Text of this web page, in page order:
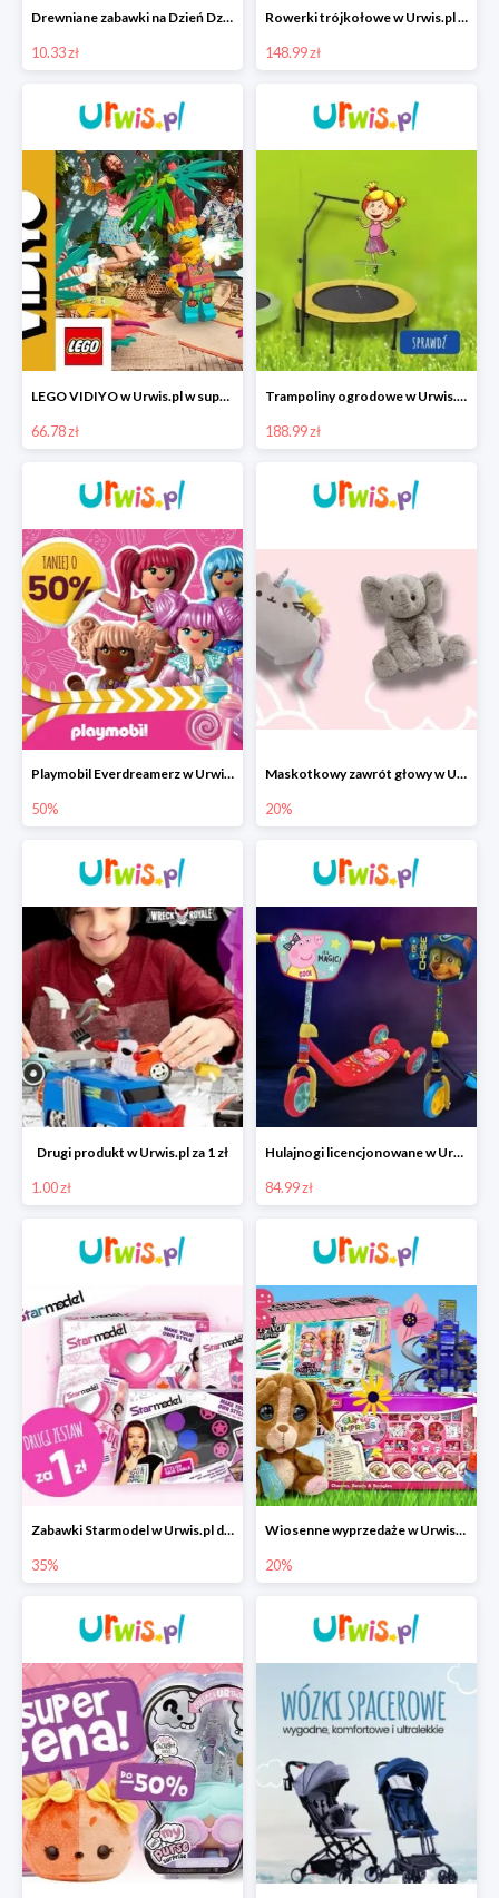
Drewniane zabawki na Dzień Dziecka w Urwis.pl od 10,33 zł
10.33 zł
Rowerki trójkołowe w Urwis.pl w super cenach od 148,99 zł
148.99 zł
LEGO VIDIYO w Urwis.pl w super cenie
66.78 zł
Trampoliny ogrodowe w Urwis.pl w super cenach od 188,99 zł
188.99 zł
Playmobil Everdreamerz w Urwis.pl -50%
50%
Maskotkowy zawrót głowy w Urwis.pl -20% na wszystko
20%
Drugi produkt w Urwis.pl za 1 zł
1.00 zł
Hulajnogi licencjonowane w Urwis.pl za jedynie 84,99 zł
84.99 zł
Zabawki Starmodel w Urwis.pl do -35%
35%
Wiosenne wyprzedaże w Urwis.pl do -20%
20%